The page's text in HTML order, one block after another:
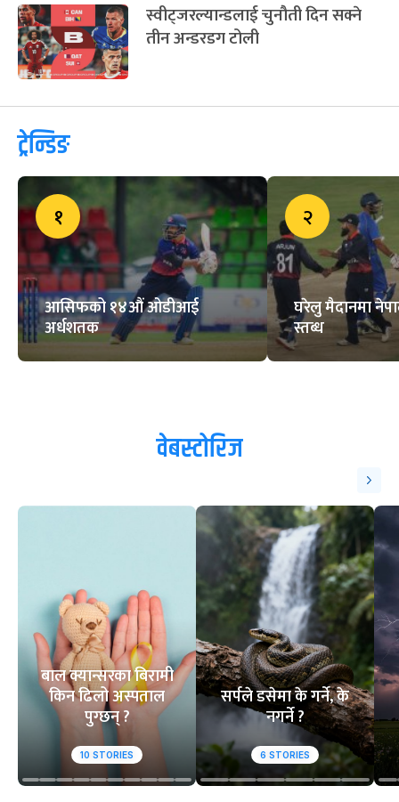
स्वीट्जरल्यान्डलाई चुनौती दिन सक्ने
तीन अन्डरडग टोली
ट्रेन्डिङ
१
आसिफको १४औं ओडीआई
अर्धशतक
२
घरेलु मैदानमा
स्तब्ध
वेबस्टोरिज
बाल क्यान्सरका बिरामी
किन ढिलो अस्पताल
पुग्छन् ?
10 STORIES
सर्पले डसेमा के गर्ने, के
नगर्ने ?
6 STORIES